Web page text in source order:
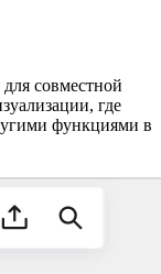
совместной
где
функциями в